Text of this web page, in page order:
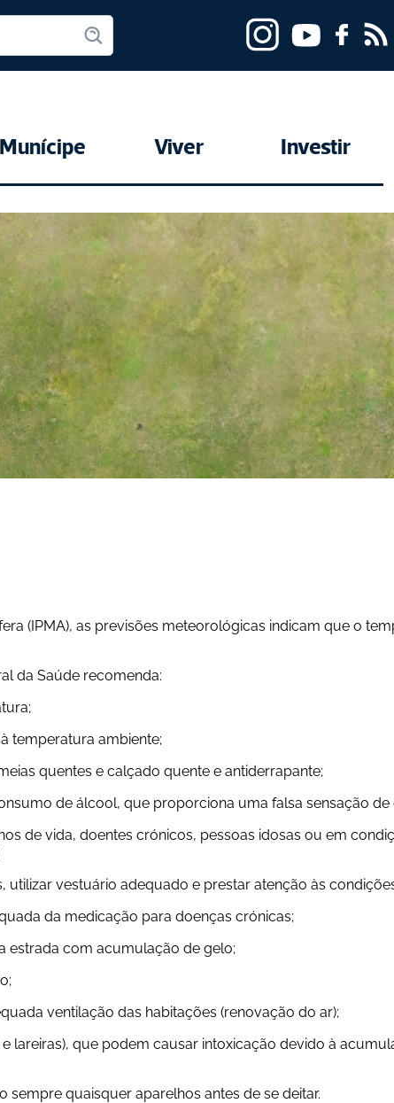
Munícipe Viver Investir
(IPMA), as previsões meteorológicas indicam que o
da Saúde recomenda:
temperatura ambiente;
quentes e calçado quente e antiderrapante;
de álcool, que proporciona uma falsa sensação de
de vida, doentes crónicos, pessoas idosas ou em
vestuário adequado e prestar atenção às
da medicação para doenças crónicas;
estrada com acumulação de gelo;
ventilação das habitações (renovação do ar);
lareiras), que podem causar intoxicação devido à
quaisquer aparelhos antes de se deitar.